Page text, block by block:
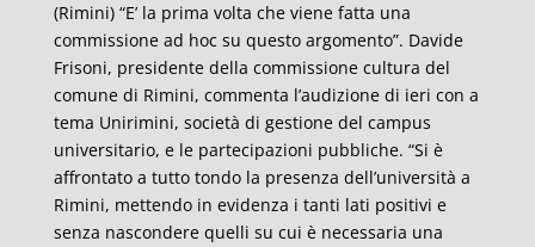
(Rimini) “E’ la prima volta che viene fatta una
commissione ad hoc su questo argomento”. Davide
Frisoni, presidente della commissione cultura del
comune di Rimini, commenta l’audizione di ieri con a
tema Unirimini, società di gestione del campus
universitario, e le partecipazioni pubbliche. “Si è
affrontato a tutto tondo la presenza dell’università a
Rimini, mettendo in evidenza i tanti lati positivi e
senza nascondere quelli su cui è necessaria una